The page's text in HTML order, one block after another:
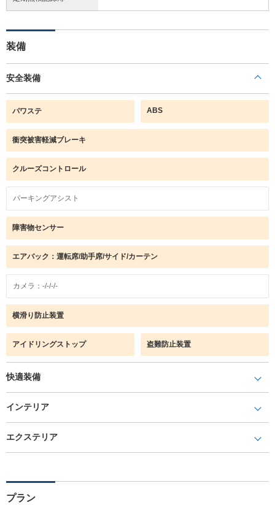
装備
安全装備
パワステ ABS
衝突被害軽減ブレーキ
クルーズコントロール
パーキングアシスト
障害物センサー
エアバック：運転席/助手席/サイド/カーテン
カメラ：-/-/-/-
横滑り防止装置
アイドリングストップ 盗難防止装置
快適装備
インテリア
エクステリア
プラン